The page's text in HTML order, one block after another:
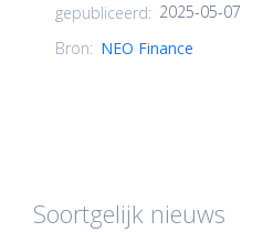
gepubliceerd: 2025-05-07
Bron: NEO Finance
Soortgelijk nieuws